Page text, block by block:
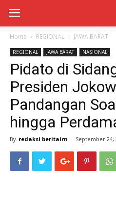
Home REGIONAL JAWA BARAT
REGIONAL JAWA BARAT NASIONAL
Pidato di
Presiden
Pandangan
hingga
By redaksi beritairn - September 24,